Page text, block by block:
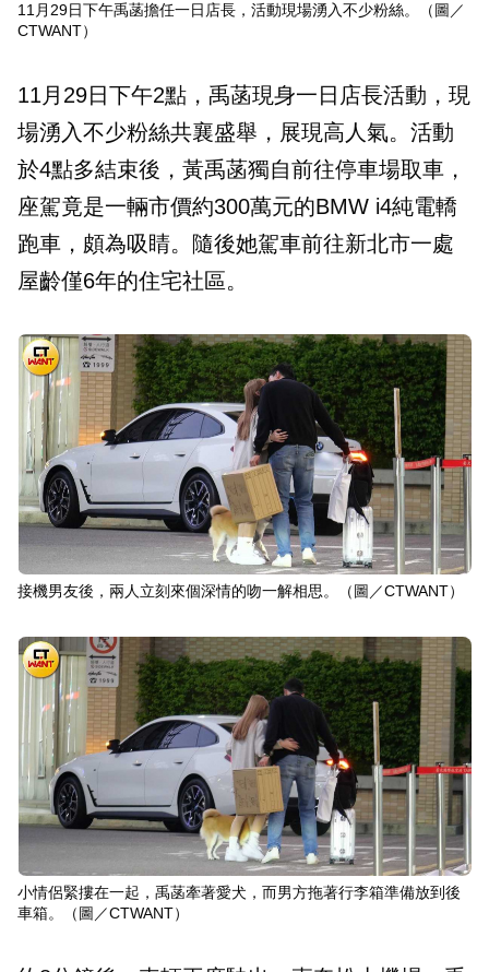
11月29日下午禹菡擔任一日店長，活動現場湧入不少粉絲。（圖／
CTWANT）
11月29日下午2點，禹菡現身一日店長活動，現
場湧入不少粉絲共襄盛舉，展現高人氣。活動
於4點多結束後，黃禹菡獨自前往停車場取車，
座駕竟是一輛市價約300萬元的BMW i4純電轎
跑車，頗為吸睛。隨後她駕車前往新北市一處
屋齡僅6年的住宅社區。
接機男友後，兩人立刻來個深情的吻一解相思。（圖／CTWANT）
小情侶緊摟在一起，禹菡牽著愛犬，而男方拖著行李箱準備放到後
車箱。（圖／CTWANT）